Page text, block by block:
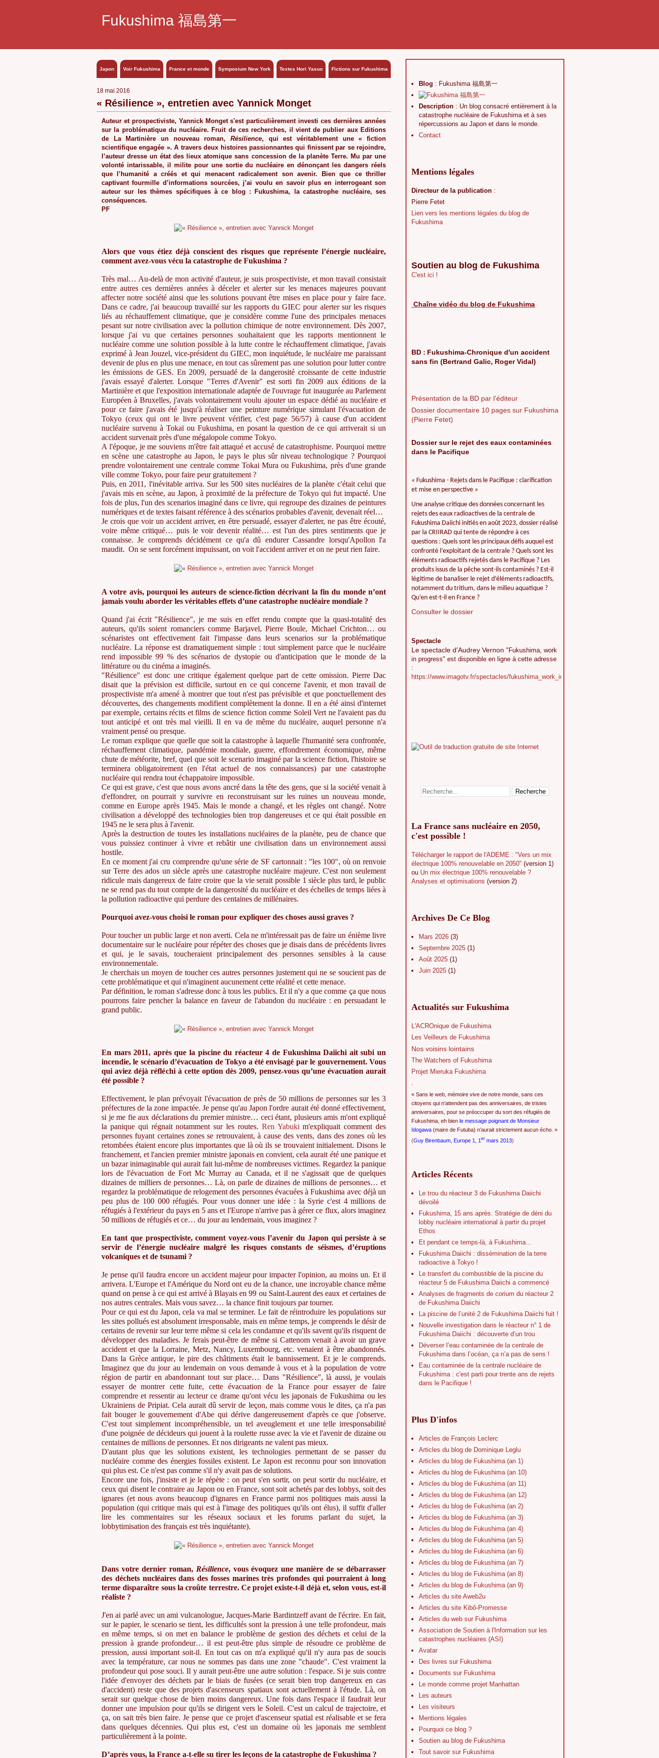
Fukushima 福島第一
Japon Voir Fukushima France et monde Symposium New York Textes Hori Yasuo Fictions sur Fukushima
18 mai 2016
« Résilience », entretien avec Yannick Monget
Auteur et prospectiviste, Yannick Monget s'est particulièrement investi ces dernières années
sur la problématique du nucléaire. Fruit de ces recherches, il vient de publier aux Editions
de La Martinière un nouveau roman, Résilience, qui est véritablement une « fiction
scientifique engagée ». A travers deux histoires passionnantes qui finissent par se rejoindre,
l’auteur dresse un état des lieux atomique sans concession de la planète Terre. Mu par une
volonté intarissable, il milite pour une sortie du nucléaire en dénonçant les dangers réels
que l’humanité a créés et qui menacent radicalement son avenir. Bien que ce thriller
captivant fourmille d’informations sourcées, j’ai voulu en savoir plus en interrogeant son
auteur sur les thèmes spécifiques à ce blog : Fukushima, la catastrophe nucléaire, ses
conséquences.
PF
Alors que vous étiez déjà conscient des risques que représente l’énergie nucléaire,
comment avez-vous vécu la catastrophe de Fukushima ?
Très mal… Au-delà de mon activité d'auteur, je suis prospectiviste, et mon travail consistait
entre autres ces dernières années à déceler et alerter sur les menaces majeures pouvant
affecter notre société ainsi que les solutions pouvant être mises en place pour y faire face.
Dans ce cadre, j'ai beaucoup travaillé sur les rapports du GIEC pour alerter sur les risques
liés au réchauffement climatique, que je considère comme l'une des principales menaces
pesant sur notre civilisation avec la pollution chimique de notre environnement. Dès 2007,
lorsque j'ai vu que certaines personnes souhaitaient que les rapports mentionnent le
nucléaire comme une solution possible à la lutte contre le réchauffement climatique, j'avais
exprimé à Jean Jouzel, vice-président du GIEC, mon inquiétude, le nucléaire me paraissant
devenir de plus en plus une menace, en tout cas sûrement pas une solution pour lutter contre
les émissions de GES. En 2009, persuadé de la dangerosité croissante de cette industrie
j'avais essayé d'alerter. Lorsque "Terres d'Avenir" est sorti fin 2009 aux éditions de la
Martinière et que l'exposition internationale adaptée de l'ouvrage fut inaugurée au Parlement
Européen à Bruxelles, j'avais volontairement voulu ajouter un espace dédié au nucléaire et
pour ce faire j'avais été jusqu'à réaliser une peinture numérique simulant l'évacuation de
Tokyo (ceux qui ont le livre peuvent vérifier, c'est page 56/57) à cause d'un accident
nucléaire survenu à Tokaï ou Fukushima, en posant la question de ce qui arriverait si un
accident survenait près d'une mégalopole comme Tokyo.
A l'époque, je me souviens m'être fait attaqué et accusé de catastrophisme. Pourquoi mettre
en scène une catastrophe au Japon, le pays le plus sûr niveau technologique ? Pourquoi
prendre volontairement une centrale comme Tokai Mura ou Fukushima, près d'une grande
ville comme Tokyo, pour faire peur gratuitement ?
Puis, en 2011, l'inévitable arriva. Sur les 500 sites nucléaires de la planète c'était celui que
j'avais mis en scène, au Japon, à proximité de la préfecture de Tokyo qui fut impacté. Une
fois de plus, l'un des scenarios imaginé dans ce livre, qui regroupe des dizaines de peintures
numériques et de textes faisant référence à des scénarios probables d'avenir, devenait réel…
Je crois que voir un accident arriver, en être persuadé, essayer d'alerter, ne pas être écouté,
voire même critiqué… puis le voir devenir réalité… est l'un des pires sentiments que je
connaisse. Je comprends décidément ce qu'a dû endurer Cassandre lorsqu'Apollon l'a
maudit. On se sent forcément impuissant, on voit l'accident arriver et on ne peut rien faire.
A votre avis, pourquoi les auteurs de science-fiction décrivant la fin du monde n’ont
jamais voulu aborder les véritables effets d’une catastrophe nucléaire mondiale ?
Quand j'ai écrit "Résilience", je me suis en effet rendu compte que la quasi-totalité des
auteurs, qu'ils soient romanciers comme Barjavel, Pierre Boule, Michael Crichton… ou
scénaristes ont effectivement fait l'impasse dans leurs scenarios sur la problématique
nucléaire. La réponse est dramatiquement simple : tout simplement parce que le nucléaire
rend impossible 99 % des scénarios de dystopie ou d'anticipation que le monde de la
littérature ou du cinéma a imaginés.
"Résilience" est donc une critique également quelque part de cette omission. Pierre Dac
disait que la prévision est difficile, surtout en ce qui concerne l'avenir, et mon travail de
prospectiviste m'a amené à montrer que tout n'est pas prévisible et que ponctuellement des
découvertes, des changements modifient complètement la donne. Il en a été ainsi d'internet
par exemple, certains récits et films de science fiction comme Soleil Vert ne l'avaient pas du
tout anticipé et ont très mal vieilli. Il en va de même du nucléaire, auquel personne n'a
vraiment pensé ou presque.
Le roman explique que quelle que soit la catastrophe à laquelle l'humanité sera confrontée,
réchauffement climatique, pandémie mondiale, guerre, effondrement économique, même
chute de météorite, bref, quel que soit le scenario imaginé par la science fiction, l'histoire se
terminera obligatoirement (en l'état actuel de nos connaissances) par une catastrophe
nucléaire qui rendra tout échappatoire impossible.
Ce qui est grave, c'est que nous avons ancré dans la tête des gens, que si la société venait à
d'effondrer, on pourrait y survivre en reconstruisant sur les ruines un nouveau monde,
comme en Europe après 1945. Mais le monde a changé, et les règles ont changé. Notre
civilisation a développé des technologies bien trop dangereuses et ce qui était possible en
1945 ne le sera plus à l'avenir.
Après la destruction de toutes les installations nucléaires de la planète, peu de chance que
vous puissiez continuer à vivre et rebâtir une civilisation dans un environnement aussi
hostile.
En ce moment j'ai cru comprendre qu'une série de SF cartonnait : "les 100", où on renvoie
sur Terre des ados un siècle après une catastrophe nucléaire majeure. C'est non seulement
ridicule mais dangereux de faire croire que la vie serait possible 1 siècle plus tard, le public
ne se rend pas du tout compte de la dangerosité du nucléaire et des échelles de temps liées à
la pollution radioactive qui perdure des centaines de millénaires.
Pourquoi avez-vous choisi le roman pour expliquer des choses aussi graves ?
Pour toucher un public large et non averti. Cela ne m'intéressait pas de faire un énième livre
documentaire sur le nucléaire pour répéter des choses que je disais dans de précédents livres
et qui, je le savais, toucheraient principalement des personnes sensibles à la cause
environnementale.
Je cherchais un moyen de toucher ces autres personnes justement qui ne se soucient pas de
cette problématique et qui n'imaginent aucunement cette réalité et cette menace.
Par définition, le roman s'adresse donc à tous les publics. Et il n'y a que comme ça que nous
pourrons faire pencher la balance en faveur de l'abandon du nucléaire : en persuadant le
grand public.
En mars 2011, après que la piscine du réacteur 4 de Fukushima Daiichi ait subi un
incendie, le scénario d’évacuation de Tokyo a été envisagé par le gouvernement. Vous
qui aviez déjà réfléchi à cette option dès 2009, pensez-vous qu’une évacuation aurait
été possible ?
Effectivement, le plan prévoyait l'évacuation de près de 50 millions de personnes sur les 3
préfectures de la zone impactée. Je pense qu'au Japon l'ordre aurait été donné effectivement,
si je me fie aux déclarations du premier ministre… ceci étant, plusieurs amis m'ont expliqué
la panique qui régnait notamment sur les routes. Ren Yabuki m'expliquait comment des
personnes fuyant certaines zones se retrouvaient, à cause des vents, dans des zones où les
retombées étaient encore plus importantes que là où ils se trouvaient initialement. Disons le
franchement, et l'ancien premier ministre japonais en convient, cela aurait été une panique et
un bazar inimaginable qui aurait fait lui-même de nombreuses victimes. Regardez la panique
lors de l'évacuation de Fort Mc Murray au Canada, et il ne s'agissait que de quelques
dizaines de milliers de personnes… Là, on parle de dizaines de millions de personnes… et
regardez la problématique de relogement des personnes évacuées à Fukushima avec déjà un
peu plus de 100 000 réfugiés. Pour vous donner une idée : la Syrie c'est 4 millions de
réfugiés à l'extérieur du pays en 5 ans et l'Europe n'arrive pas à gérer ce flux, alors imaginez
50 millions de réfugiés et ce… du jour au lendemain, vous imaginez ?
En tant que prospectiviste, comment voyez-vous l’avenir du Japon qui persiste à se
servir de l’énergie nucléaire malgré les risques constants de séismes, d’éruptions
volcaniques et de tsunami ?
Je pense qu'il faudra encore un accident majeur pour impacter l'opinion, au moins un. Et il
arrivera. L'Europe et l'Amérique du Nord ont eu de la chance, une incroyable chance même
quand on pense à ce qui est arrivé à Blayais en 99 ou Saint-Laurent des eaux et certaines de
nos autres centrales. Mais vous savez… la chance finit toujours par tourner.
Pour ce qui est du Japon, cela va mal se terminer. Le fait de réintroduire les populations sur
les sites pollués est absolument irresponsable, mais en même temps, je comprends le désir de
certains de revenir sur leur terre même si cela les condamne et qu'ils savent qu'ils risquent de
développer des maladies. Je ferais peut-être de même si Cattenom venait à avoir un grave
accident et que la Lorraine, Metz, Nancy, Luxembourg, etc. venaient à être abandonnés.
Dans la Grèce antique, le pire des châtiments était le bannissement. Et je le comprends.
Imaginez que du jour au lendemain on vous demande à vous et à la population de votre
région de partir en abandonnant tout sur place… Dans "Résilience", là aussi, je voulais
essayer de montrer cette fuite, cette évacuation de la France pour essayer de faire
comprendre et ressentir au lecteur ce drame qu'ont vécu les japonais de Fukushima ou les
Ukrainiens de Pripiat. Cela aurait dû servir de leçon, mais comme vous le dites, ça n'a pas
fait bouger le gouvernement d'Abe qui dérive dangereusement d'après ce que j'observe.
C'est tout simplement incompréhensible, un tel aveuglement et une telle irresponsabilité
d'une poignée de décideurs qui jouent à la roulette russe avec la vie et l'avenir de dizaine ou
centaines de millions de personnes. Et nos dirigeants ne valent pas mieux.
D'autant plus que les solutions existent, les technologies permettant de se passer du
nucléaire comme des énergies fossiles existent. Le Japon est reconnu pour son innovation
qui plus est. Ce n'est pas comme s'il n'y avait pas de solutions.
Encore une fois, j'insiste et je le répète : on peut s'en sortir, on peut sortir du nucléaire, et
ceux qui disent le contraire au Japon ou en France, sont soit achetés par des lobbys, soit des
ignares (et nous avons beaucoup d'ignares en France parmi nos politiques mais aussi la
population (qui critique mais qui est à l'image des politiques qu'ils ont élus), il suffit d'aller
lire les commentaires sur les réseaux sociaux et les forums parlant du sujet, la
lobbytimisation des français est très inquiétante).
Dans votre dernier roman, Résilience, vous évoquez une manière de se débarrasser
des déchets nucléaires dans des fosses marines très profondes qui pourraient à long
terme disparaître sous la croûte terrestre. Ce projet existe-t-il déjà et, selon vous, est-il
réaliste ?
J'en ai parlé avec un ami vulcanologue, Jacques-Marie Bardintzeff avant de l'écrire. En fait,
sur le papier, le scenario se tient, les difficultés sont la pression à une telle profondeur, mais
en même temps, si on met en balance le problème de gestion des déchets et celui de la
pression à grande profondeur… il est peut-être plus simple de résoudre ce problème de
pression, aussi important soit-il. En tout cas on m'a expliqué qu'il n'y aura pas de soucis
avec la température, car nous ne sommes pas dans une zone "chaude". C'est vraiment la
profondeur qui pose souci. Il y aurait peut-être une autre solution : l'espace. Si je suis contre
l'idée d'envoyer des déchets par le biais de fusées (ce serait bien trop dangereux en cas
d'accident) reste que des projets d'ascenseurs spatiaux sont actuellement à l'étude. Là, on
serait sur quelque chose de bien moins dangereux. Une fois dans l'espace il faudrait leur
donner une impulsion pour qu'ils se dirigent vers le Soleil. C'est un calcul de trajectoire, et
ça, on sait très bien faire. Je pense que ce projet d'ascenseur spatial est réalisable et se fera
dans quelques décennies. Qui plus est, c'est un domaine où les japonais me semblent
particulièrement à la pointe.
D’après vous, la France a-t-elle su tirer les leçons de la catastrophe de Fukushima ?
Blog : Fukushima 福島第一
Description : Un blog consacré entièrement à la
catastrophe nucléaire de Fukushima et à ses
répercussions au Japon et dans le monde.
Contact
Mentions légales
Directeur de la publication :
Pierre Fetet
Lien vers les mentions légales du blog de
Fukushima
Soutien au blog de Fukushima
C'est ici !
Chaîne vidéo du blog de Fukushima
BD : Fukushima-Chronique d'un accident
sans fin (Bertrand Galic, Roger Vidal)
Présentation de la BD par l'éditeur
Dossier documentaire 10 pages sur Fukushima
(Pierre Fetet)
Dossier sur le rejet des eaux contaminées
dans le Pacifique
« Fukushima - Rejets dans le Pacifique : clarification
et mise en perspective »
Une analyse critique des données concernant les
rejets des eaux radioactives de la centrale de
Fukushima Daiichi initiés en août 2023, dossier réalisé
par la CRIIRAD qui tente de répondre à ces
questions : Quels sont les principaux défis auquel est
confronté l’exploitant de la centrale ? Quels sont les
éléments radioactifs rejetés dans le Pacifique ? Les
produits issus de la pêche sont-ils contaminés ? Est-il
légitime de banaliser le rejet d’éléments radioactifs,
notamment du tritium, dans le milieu aquatique ?
Qu’en est-t-il en France ?
Consulter le dossier
Spectacle
Le spectacle d'Audrey Vernon "Fukushima, work
in progress" est disponible en ligne à cette adresse
:
https://www.imagotv.fr/spectacles/fukushima_work_in_progress
La France sans nucléaire en 2050,
c'est possible !
Télécharger le rapport de l'ADEME : "Vers un mix
électrique 100% renouvelable en 2050" (version 1)
ou Un mix électrique 100% renouvelable ?
Analyses et optimisations (version 2)
Archives De Ce Blog
Mars 2026 (3)
Septembre 2025 (1)
Août 2025 (1)
Juin 2025 (1)
Actualités sur Fukushima
L'ACROnique de Fukushima
Les Veilleurs de Fukushima
Nos voisins lointains
The Watchers of Fukushima
Projet Mieruka Fukushima
.
« Sans le web, mémoire vive de notre monde, sans ces
citoyens qui n’attendent pas des anniversaires, de tristes
anniversaires, pour se préoccuper du sort des réfugiés de
Fukushima, eh bien le message poignant de Monsieur
Idogawa (maire de Futuba) n’aurait strictement aucun écho. »
(Guy Birenbaum, Europe 1, 1 er mars 2013)
Articles Récents
Le trou du réacteur 3 de Fukushima Daiichi
dévoilé
Fukushima, 15 ans après. Stratégie de déni du
lobby nucléaire international à partir du projet
Ethos
Et pendant ce temps-là, à Fukushima...
Fukushima Daiichi : dissémination de la terre
radioactive à Tokyo !
Le transfert du combustible de la piscine du
réacteur 5 de Fukushima Daiichi a commencé
Analyses de fragments de corium du réacteur 2
de Fukushima Daiichi
La piscine de l’unité 2 de Fukushima Daiichi fuit !
Nouvelle investigation dans le réacteur n° 1 de
Fukushima Daiichi : découverte d’un trou
Déverser l’eau contaminée de la centrale de
Fukushima dans l’océan, ça n’a pas de sens !
Eau contaminée de la centrale nucléaire de
Fukushima : c'est parti pour trente ans de rejets
dans le Pacifique !
Plus D'infos
Articles de François Leclerc
Articles du blog de Dominique Leglu
Articles du blog de Fukushima (an 1)
Articles du blog de Fukushima (an 10)
Articles du blog de Fukushima (an 11)
Articles du blog de Fukushima (an 12)
Articles du blog de Fukushima (an 2)
Articles du blog de Fukushima (an 3)
Articles du blog de Fukushima (an 4)
Articles du blog de Fukushima (an 5)
Articles du blog de Fukushima (an 6)
Articles du blog de Fukushima (an 7)
Articles du blog de Fukushima (an 8)
Articles du blog de Fukushima (an 9)
Articles du site Aweb2u
Articles du site Kibô-Promesse
Articles du web sur Fukushima
Association de Soutien à l'Information sur les
catastrophes nucléaires (ASI)
Avatar
Des livres sur Fukushima
Documents sur Fukushima
Le monde comme projet Manhattan
Les auteurs
Les visiteurs
Mentions légales
Pourquoi ce blog ?
Soutien au blog de Fukushima
Tout savoir sur Fukushima